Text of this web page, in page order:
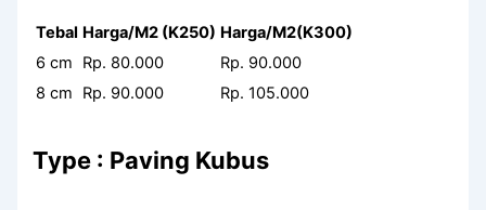
Tebal Harga/M2 (K250) Harga/M2(K300)
6 cm
Rp. 80.000
Rp. 90.000
8 cm
Rp. 90.000 Rp. 105.000
Type : Paving Kubus